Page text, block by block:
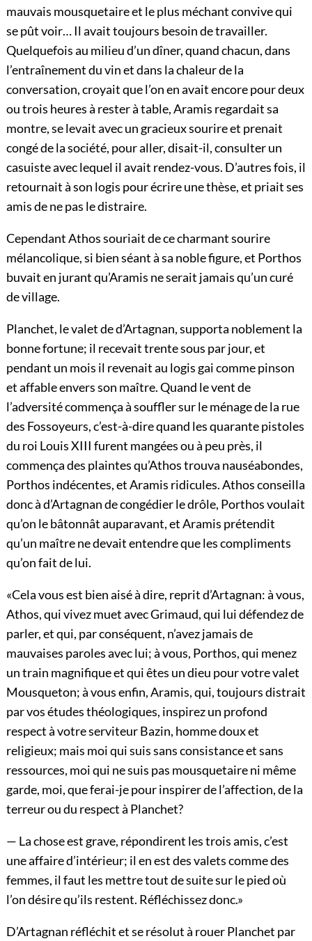
mauvais mousquetaire et le plus méchant convive qui
se pût voir… Il avait toujours besoin de travailler.
Quelquefois au milieu d’un dîner, quand chacun, dans
l’entraînement du vin et dans la chaleur de la
conversation, croyait que l’on en avait encore pour deux
ou trois heures à rester à table, Aramis regardait sa
montre, se levait avec un gracieux sourire et prenait
congé de la société, pour aller, disait-il, consulter un
casuiste avec lequel il avait rendez-vous. D’autres fois, il
retournait à son logis pour écrire une thèse, et priait ses
amis de ne pas le distraire.
Cependant Athos souriait de ce charmant sourire
mélancolique, si bien séant à sa noble figure, et Porthos
buvait en jurant qu’Aramis ne serait jamais qu’un curé
de village.
Planchet, le valet de d’Artagnan, supporta noblement la
bonne fortune; il recevait trente sous par jour, et
pendant un mois il revenait au logis gai comme pinson
et affable envers son maître. Quand le vent de
l’adversité commença à souffler sur le ménage de la rue
des Fossoyeurs, c’est-à-dire quand les quarante pistoles
du roi Louis XIII furent mangées ou à peu près, il
commença des plaintes qu’Athos trouva nauséabondes,
Porthos indécentes, et Aramis ridicules. Athos conseilla
donc à d’Artagnan de congédier le drôle, Porthos voulait
qu’on le bâtonnât auparavant, et Aramis prétendit
qu’un maître ne devait entendre que les compliments
qu’on fait de lui.
«Cela vous est bien aisé à dire, reprit d’Artagnan: à vous,
Athos, qui vivez muet avec Grimaud, qui lui défendez de
parler, et qui, par conséquent, n’avez jamais de
mauvaises paroles avec lui; à vous, Porthos, qui menez
un train magnifique et qui êtes un dieu pour votre valet
Mousqueton; à vous enfin, Aramis, qui, toujours distrait
par vos études théologiques, inspirez un profond
respect à votre serviteur Bazin, homme doux et
religieux; mais moi qui suis sans consistance et sans
ressources, moi qui ne suis pas mousquetaire ni même
garde, moi, que ferai-je pour inspirer de l’affection, de la
terreur ou du respect à Planchet?
— La chose est grave, répondirent les trois amis, c’est
une affaire d’intérieur; il en est des valets comme des
femmes, il faut les mettre tout de suite sur le pied où
l’on désire qu’ils restent. Réfléchissez donc.»
D’Artagnan réfléchit et se résolut à rouer Planchet par